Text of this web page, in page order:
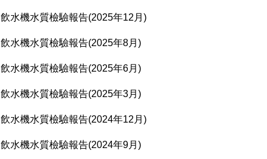
飲水機水質檢驗報告(2025年12月)
飲水機水質檢驗報告(2025年8月)
飲水機水質檢驗報告(2025年6月)
飲水機水質檢驗報告(2025年3月)
飲水機水質檢驗報告(2024年12月)
飲水機水質檢驗報告(2024年9月)